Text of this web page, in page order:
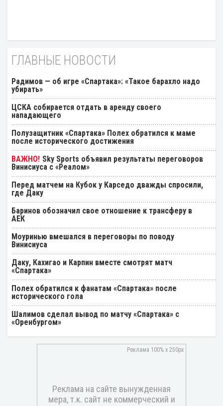
ГЛАВНЫЕ НОВОСТИ
Радимов — об игре «Спартака»: «Такое барахло надо
убирать»
ЦСКА собирается отдать в аренду своего
нападающего
Полузащитник «Спартака» Полех обратился к маме
после исторического достижения
Sky Sports объявил результаты переговоров
Винисиуса с «Реалом»
Перед матчем на Кубок у Карседо дважды спросили,
где Даку
Баринов обозначил свое отношение к трансферу в
АЕК
Моуринью вмешался в переговоры по поводу
Винисиуса
Даку, Кахигао и Карпин вместе смотрят матч
«Спартака»
Полех обратился к фанатам «Спартака» после
исторического гола
Шалимов сделал вывод по матчу «Спартака» с
«Оренбургом»